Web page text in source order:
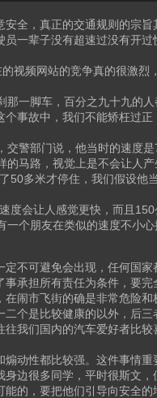
全，真正的交通规则的宗
一辈子没有超速过没有开
视频网站的竞争真的很激烈
一脚车，百分之九十九的
事故中，我们不能矫枉过
警部门说，他当时的速度
马路，视觉上是不会让人产
50多米才停住，我们假设他
度会让人感觉更快，而且
个朋友在类似的速度不小
不可避免会出现，任何国
承担所有责任为条件，要
闹市飞街的确是非常危险
个是比较健康的以外，后
我们国内的汽车爱好者比
动性都比较强。这件事情
边很多同学，平时很斯文
的，要把他们引导向安全